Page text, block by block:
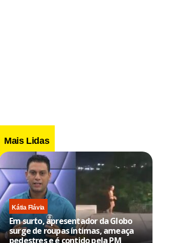
Mais Lidas
Kátia Flávia
Em surto, apresentador da Globo
surge de roupas íntimas, ameaça
pedestres e é contido pela PM